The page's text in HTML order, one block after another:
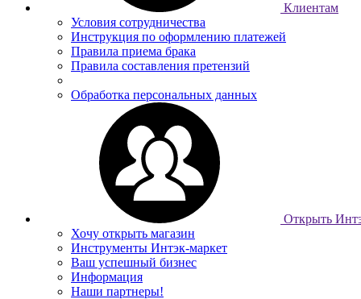
Клиентам
Условия сотрудничества
Инструкция по оформлению платежей
Правила приема брака
Правила составления претензий
Обработка персональных данных
Открыть
Хочу открыть магазин
Инструменты Интэк-маркет
Ваш успешный бизнес
Информация
Наши партнеры!